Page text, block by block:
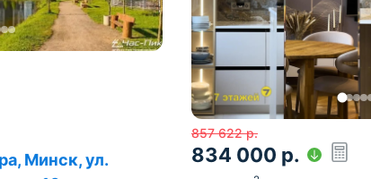
Минск, ул.
857 622 р.
834 000 р.